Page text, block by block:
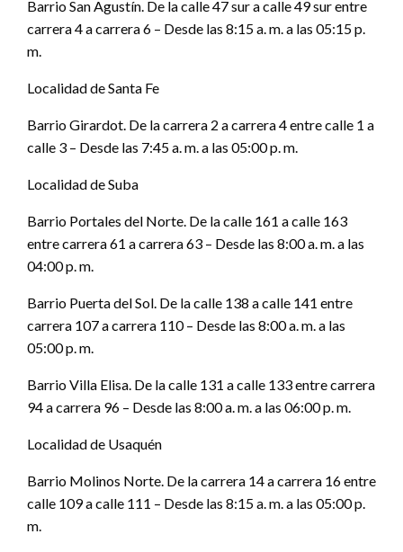
Barrio San Agustín. De la calle 47 sur a calle 49 sur entre
carrera 4 a carrera 6 – Desde las 8:15 a. m. a las 05:15 p.
m.
Localidad de Santa Fe
Barrio Girardot. De la carrera 2 a carrera 4 entre calle 1 a
calle 3 – Desde las 7:45 a. m. a las 05:00 p. m.
Localidad de Suba
Barrio Portales del Norte. De la calle 161 a calle 163
entre carrera 61 a carrera 63 – Desde las 8:00 a. m. a las
04:00 p. m.
Barrio Puerta del Sol. De la calle 138 a calle 141 entre
carrera 107 a carrera 110 – Desde las 8:00 a. m. a las
05:00 p. m.
Barrio Villa Elisa. De la calle 131 a calle 133 entre carrera
94 a carrera 96 – Desde las 8:00 a. m. a las 06:00 p. m.
Localidad de Usaquén
Barrio Molinos Norte. De la carrera 14 a carrera 16 entre
calle 109 a calle 111 – Desde las 8:15 a. m. a las 05:00 p.
m.